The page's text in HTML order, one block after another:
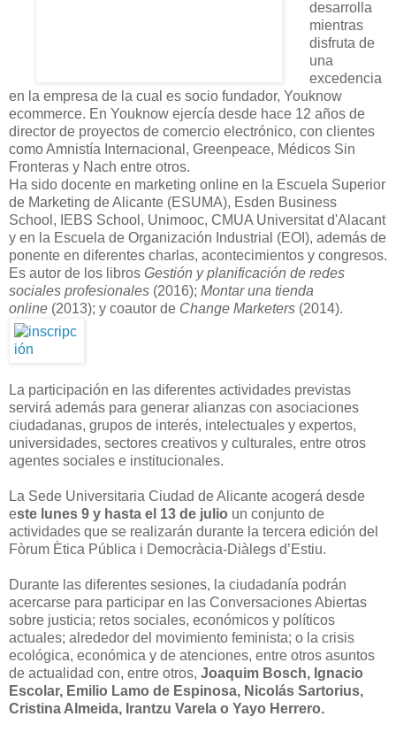
desarrolla
mientras
disfruta de
una
excedencia
en la empresa de la cual es socio fundador, Youknow
ecommerce. En Youknow ejercía desde hace 12 años de
director de proyectos de comercio electrónico, con clientes
como Amnistía Internacional, Greenpeace, Médicos Sin
Fronteras y Nach entre otros.
Ha sido docente en marketing online en la Escuela Superior
de Marketing de Alicante (ESUMA), Esden Business
School, IEBS School, Unimooc, CMUA Universitat d'Alacant
y en la Escuela de Organización Industrial (EOI), además de
ponente en diferentes charlas, acontecimientos y congresos.
Es autor de los libros Gestión y planificación de redes
sociales profesionales (2016); Montar una tienda
online (2013); y coautor de Change Marketers (2014).
La participación en las diferentes actividades previstas
servirá además para generar alianzas con asociaciones
ciudadanas, grupos de interés, intelectuales y expertos,
universidades, sectores creativos y culturales, entre otros
agentes sociales e institucionales.
La Sede Universitaria Ciudad de Alicante acogerá desde
este lunes 9 y hasta el 13 de julio un conjunto de
actividades que se realizarán durante la tercera edición del
Fòrum Ètica Pública i Democràcia-Diàlegs d’Estiu.
Durante las diferentes sesiones, la ciudadanía podrán
acercarse para participar en las Conversaciones Abiertas
sobre justicia; retos sociales, económicos y políticos
actuales; alrededor del movimiento feminista; o la crisis
ecológica, económica y de atenciones, entre otros asuntos
de actualidad con, entre otros, Joaquim Bosch, Ignacio
Escolar, Emilio Lamo de Espinosa, Nicolás Sartorius,
Cristina Almeida, Irantzu Varela o Yayo Herrero.